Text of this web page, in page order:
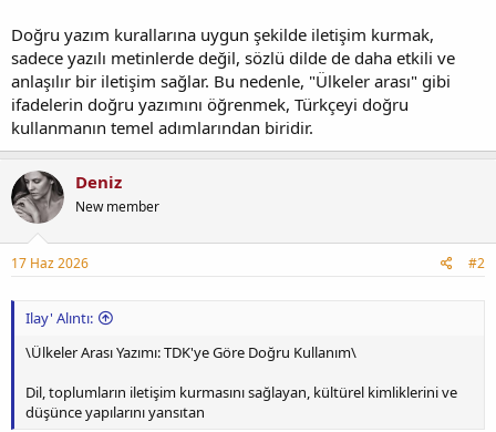
Doğru yazım kurallarına uygun şekilde iletişim kurmak,
sadece yazılı metinlerde değil, sözlü dilde de daha etkili ve
anlaşılır bir iletişim sağlar. Bu nedenle, "Ülkeler arası" gibi
ifadelerin doğru yazımını öğrenmek, Türkçeyi doğru
kullanmanın temel adımlarından biridir.
Deniz
New member
17 Haz 2026 #2
Ilay' Alıntı:
\Ülkeler Arası Yazımı: TDK'ye Göre Doğru Kullanım\
Dil, toplumların iletişim kurmasını sağlayan, kültürel kimliklerini ve
düşünce yapılarını yansıtan